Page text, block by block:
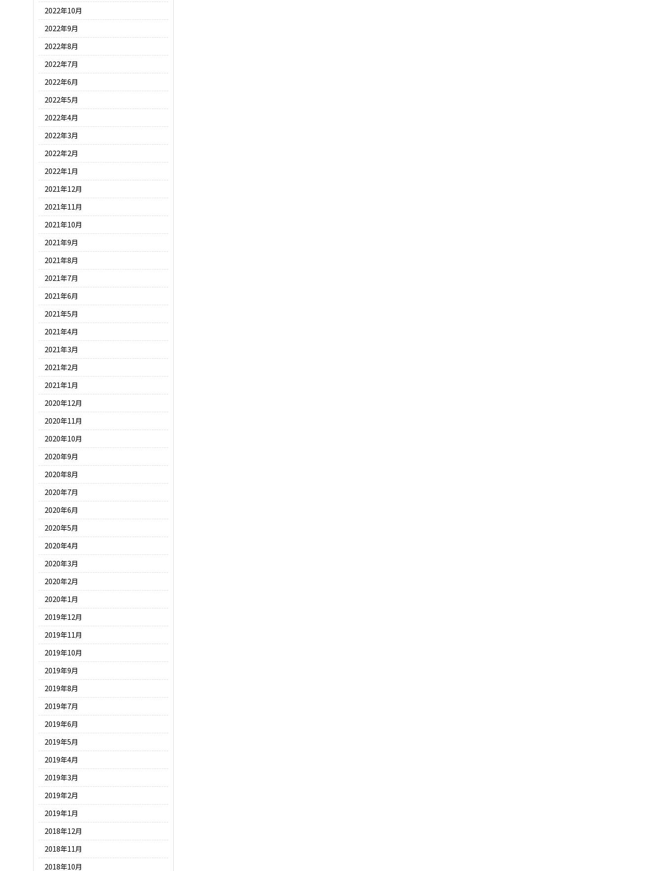
2022年10月
2022年9月
2022年8月
2022年7月
2022年6月
2022年5月
2022年4月
2022年3月
2022年2月
2022年1月
2021年12月
2021年11月
2021年10月
2021年9月
2021年8月
2021年7月
2021年6月
2021年5月
2021年4月
2021年3月
2021年2月
2021年1月
2020年12月
2020年11月
2020年10月
2020年9月
2020年8月
2020年7月
2020年6月
2020年5月
2020年4月
2020年3月
2020年2月
2020年1月
2019年12月
2019年11月
2019年10月
2019年9月
2019年8月
2019年7月
2019年6月
2019年5月
2019年4月
2019年3月
2019年2月
2019年1月
2018年12月
2018年11月
2018年10月